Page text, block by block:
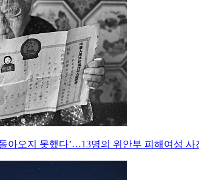
아오지 못했다’…13명의 위안부 피해여성 사